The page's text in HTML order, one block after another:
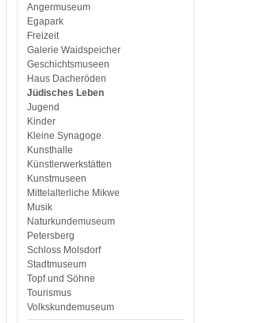
Angermuseum
Egapark
Freizeit
Galerie Waidspeicher
Geschichtsmuseen
Haus Dacheröden
Jüdisches Leben
Jugend
Kinder
Kleine Synagoge
Kunsthalle
Künstlerwerkstätten
Kunstmuseen
Mittelalterliche Mikwe
Musik
Naturkundemuseum
Petersberg
Schloss Molsdorf
Stadtmuseum
Topf und Söhne
Tourismus
Volkskundemuseum